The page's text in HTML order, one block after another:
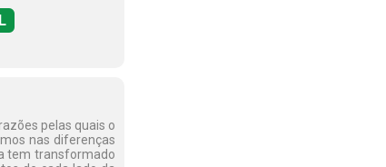
L
pelas quais o
nas diferenças
tem transformado